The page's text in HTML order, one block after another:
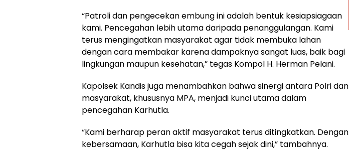
“Patroli dan pengecekan embung ini adalah bentuk kesiapsiagaan
kami. Pencegahan lebih utama daripada penanggulangan. Kami
terus mengingatkan masyarakat agar tidak membuka lahan
dengan cara membakar karena dampaknya sangat luas, baik bagi
lingkungan maupun kesehatan,” tegas Kompol H. Herman Pelani.
Kapolsek Kandis juga menambahkan bahwa sinergi antara Polri dan
masyarakat, khususnya MPA, menjadi kunci utama dalam
pencegahan Karhutla.
“Kami berharap peran aktif masyarakat terus ditingkatkan. Dengan
kebersamaan, Karhutla bisa kita cegah sejak dini,” tambahnya.